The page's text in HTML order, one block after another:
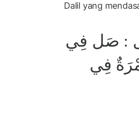
Dalil yang
: صَل فِي
فِي